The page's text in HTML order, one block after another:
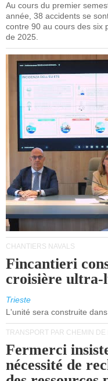
Au cours du premier
année, 38 accidents se
contre 90 au cours des six
de 2025.
CHANTIERS NAVALS
Fincantieri
croisière ultra-
Trieste
L'unité sera construite
TRANSPORT PAR CHEMIN DE
Fermerci
nécessité de